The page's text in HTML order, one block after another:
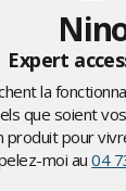
Expert
la
que soient
produit pour
moi au04